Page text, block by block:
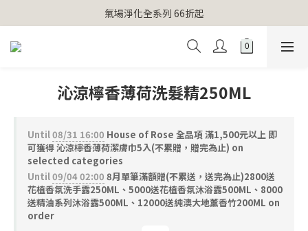
【官網獨家】首次消費 不限金額 即送 香遇熊超人行李吊牌
氣場淨化全系列 66折起
【官網獨家】首次消費 不限金額 即送 香遇熊超人行李吊牌
沁涼檸香薄荷洗髮精250ML
Until08/31 16:00 House of Rose 全品項 滿1,500元以上 即
可獲得 沁涼檸香薄荷潔膚巾5入(不累贈，贈完為止) on
selected categories
Until09/04 02:00 8月單筆滿額贈(不累送，送完為止)2800送
花植香氛洗手露250ML、5000送花植香氛沐浴露500ML、8000
送精油系列沐浴露500ML、12000送純澳大地薰香竹200ML on
order